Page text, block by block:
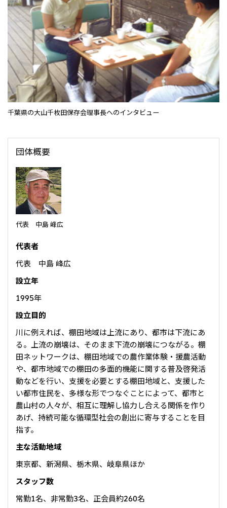
2027年3月期第1四半期決算
ドイツ三井物産有限会社
ベネルックス三井物産株式会社
イタリア三井物産株式会社
CIS
三井物産モスクワ有限会社
アジア
タイ国三井物産株式会社
韓国三井物産株式会社
三井物産（中国）有限公司
三井物産（上海）貿易有限公司
三井物産（広東）貿易有限公司
三井物産（香港）有限公司
台湾三井物産股份有限公司
千葉県の大山千枚田保存会理事長へのインタビュー
団体概要
代表 中島 峰広
代表者
代表 中島 峰広
設立年
1995年
設立目的
川に例えれば、棚田地域は上流にあり、都市は下流にあ
る。上流の崩壊は、そのまま下流の崩壊につながる。棚
田ネットワークは、棚田地域での農作業体験・援農活動
や、都市地域での棚田の多面的機能に関する普及啓発活
動などを行い、支援を必要とする棚田地域と、支援した
い都市住民を、多様な形でつなぐことによって、都市と
農山村の人々が、相互に理解し協力し合える関係を作り
あげ、持続可能な循環型社会の創出に寄与することを目
指す。
主な活動地域
東京都、新潟県、栃木県、岐阜県ほか
スタッフ数
常勤1名、非常勤3名、正会員約260名